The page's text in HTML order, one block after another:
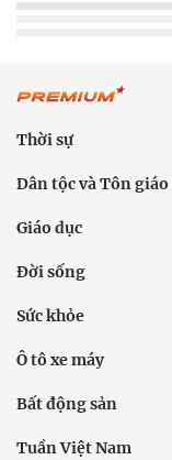
Thời sự
Dân tộc và Tôn giáo
Giáo dục
Đời sống
Sức khỏe
Ô tô xe máy
Bất động sản
Tuần Việt Nam